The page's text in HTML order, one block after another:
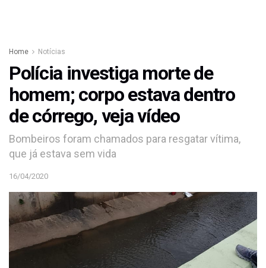
Home Notícias
Polícia investiga morte de
homem; corpo estava dentro
de córrego, veja vídeo
Bombeiros foram chamados para resgatar vítima,
que já estava sem vida
16/04/2020